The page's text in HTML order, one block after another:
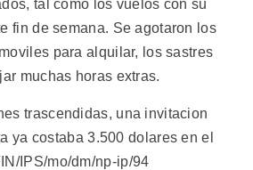
tal como los vuelos con su
fin de semana. Se agotaron los
para alquilar, los sastres
muchas horas extras.
trascendidas, una invitacion
ya costaba 3.500 dolares en el
IPS/mo/dm/np-ip/94